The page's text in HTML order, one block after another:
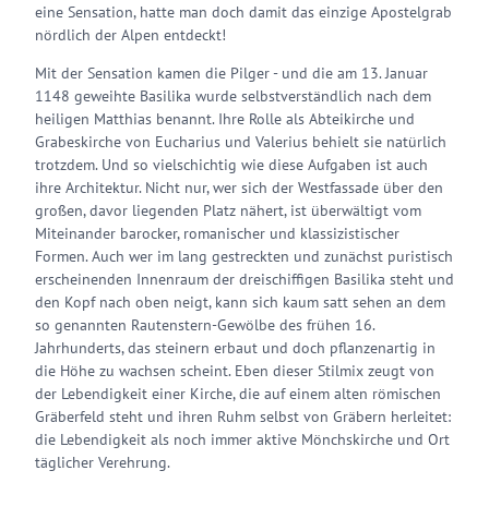
eine Sensation, hatte man doch damit das einzige Apostelgrab
nördlich der Alpen entdeckt!
Mit der Sensation kamen die Pilger - und die am 13. Januar
1148 geweihte Basilika wurde selbstverständlich nach dem
heiligen Matthias benannt. Ihre Rolle als Abteikirche und
Grabeskirche von Eucharius und Valerius behielt sie natürlich
trotzdem. Und so vielschichtig wie diese Aufgaben ist auch
ihre Architektur. Nicht nur, wer sich der Westfassade über den
großen, davor liegenden Platz nähert, ist überwältigt vom
Miteinander barocker, romanischer und klassizistischer
Formen. Auch wer im lang gestreckten und zunächst puristisch
erscheinenden Innenraum der dreischiffigen Basilika steht und
den Kopf nach oben neigt, kann sich kaum satt sehen an dem
so genannten Rautenstern-Gewölbe des frühen 16.
Jahrhunderts, das steinern erbaut und doch pflanzenartig in
die Höhe zu wachsen scheint. Eben dieser Stilmix zeugt von
der Lebendigkeit einer Kirche, die auf einem alten römischen
Gräberfeld steht und ihren Ruhm selbst von Gräbern herleitet:
die Lebendigkeit als noch immer aktive Mönchskirche und Ort
täglicher Verehrung.